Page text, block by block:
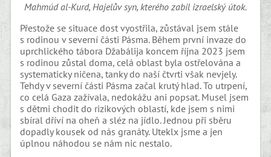
Mahmúd al-Kurd, Hajelův syn, kterého zabil izraelský útok.
Přestože se situace dost vyostřila, zůstával jsem stále
s rodinou v severní části Pásma. Během první invaze do
uprchlického tábora Džabálija koncem října 2023 jsem
s rodinou zůstal doma, celá oblast byla ostřelována a
systematicky ničena, tanky do naší čtvrti však nevjely.
Tehdy v severní části Pásma začal krutý hlad. To utrpení,
co celá Gaza zažívala, nedokážu ani popsat. Musel jsem
s dětmi chodit do rizikových oblastí, kde jsem s nimi
sbíral dříví na oheň a sléz na jídlo. Jednou při sběru
dopadly kousek od nás granáty. Uteklx jsme a jen
úplnou náhodou se nám nic nestalo.